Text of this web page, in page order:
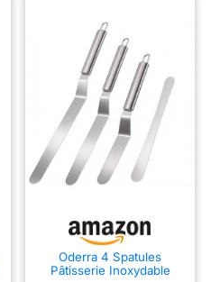
Oderra 4 Spatules
Pâtisserie Inoxydable